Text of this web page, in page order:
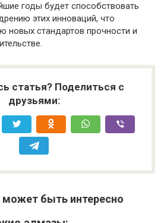
годы будет способствовать
этих инноваций, что
новых стандартов прочности и
статья? Поделиться с
друзьями:
быть интересно